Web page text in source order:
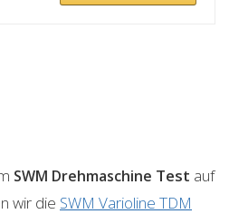
SWM Drehmaschine Test auf
wir die SWM Varioline TDM